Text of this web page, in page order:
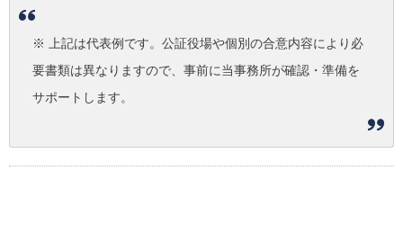
※ 上記は代表例です。公証役場や個別の合意内容により必
要書類は異なりますので、事前に当事務所が確認・準備を
サポートします。